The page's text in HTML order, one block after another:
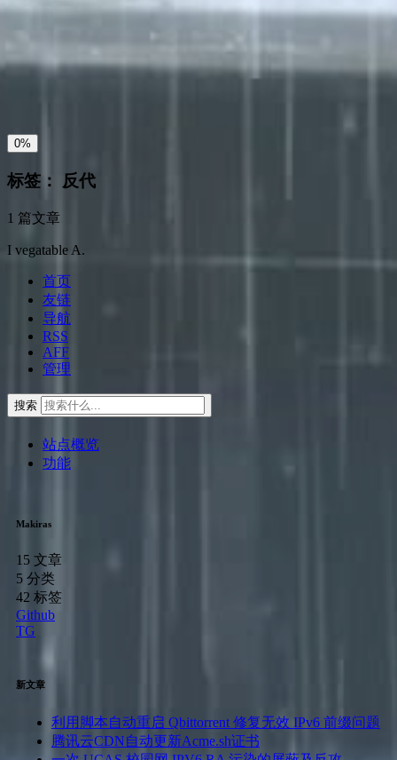
Sans Serif
深阴影
0%
标签： 反代
1 篇文章
I vegatable A.
首页
友链
导航
RSS
AFF
管理
搜索
站点概览
功能
Makiras
15 文章
5 分类
42 标签
Github
TG
新文章
利用脚本自动重启 Qbittorrent 修复无效 IPv6 前缀问题
腾讯云CDN自动更新Acme.sh证书